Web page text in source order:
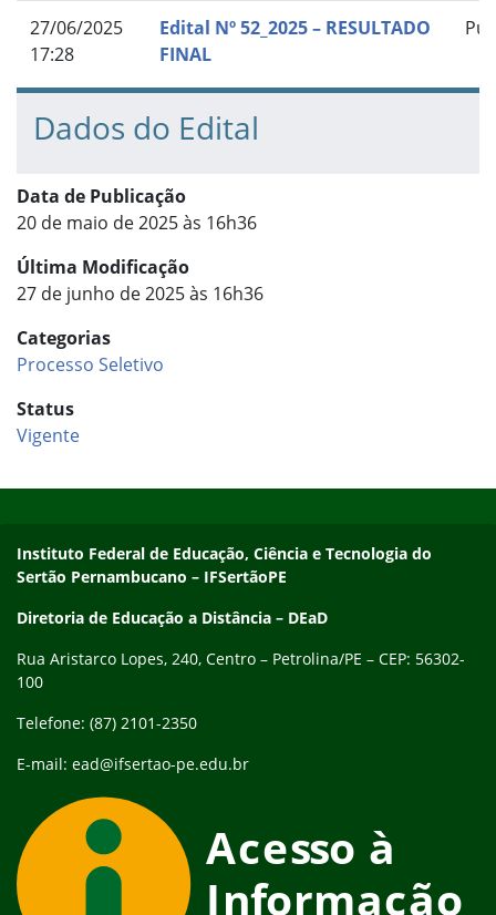
27/06/2025
17:28
Edital Nº 52_2025 – RESULTADO
FINAL
Dados do Edital
Data de Publicação
20 de maio de 2025 às 16h36
Última Modificação
27 de junho de 2025 às 16h36
Categorias
Processo Seletivo
Status
Vigente
Endereço
Instituto Federal de Educação, Ciência e Tecnologia do
Sertão Pernambucano – IFSertãoPE
Diretoria de Educação a Distância – DEaD
Rua Aristarco Lopes, 240, Centro – Petrolina/PE – CEP: 56302-
100
Telefone: (87) 2101-2350
E-mail: ead@ifsertao-pe.edu.br